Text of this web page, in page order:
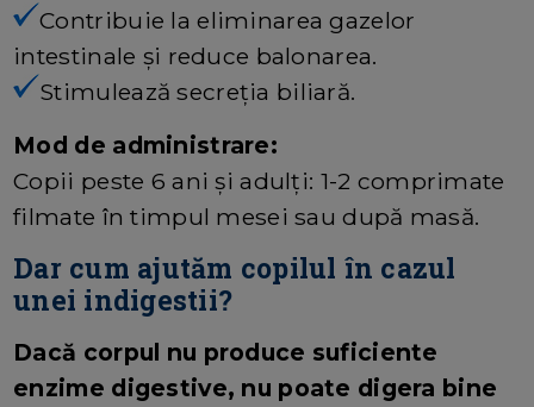
Contribuie la eliminarea gazelor
intestinale și reduce balonarea.
Stimulează secreția biliară.
Mod de administrare:
Copii peste 6 ani şi adulţi: 1-2 comprimate
filmate în timpul mesei sau după masă.
Dar cum ajutăm copilul în cazul
unei indigestii?
Dacă corpul nu produce suficiente
enzime digestive, nu poate digera bine